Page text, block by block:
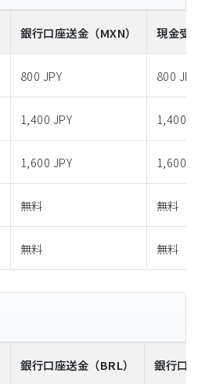
銀行口座送金 （MXN） 現金受
800 JPY 800 JPY
1,400 JPY 1,400
1,600 JPY 1,600
無料 無料
無料 無料
銀行口座送金 （BRL） 銀行口